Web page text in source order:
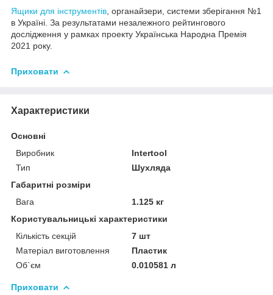
Ящики для інструментів , органайзери, системи зберігання №1
в Україні. За результатами незалежного рейтингового
дослідження у рамках проекту Українська Народна Премія
2021 року.
Приховати
Характеристики
Основні
Виробник
Intertool
Тип
Шухляда
Габаритні розміри
Вага
1.125 кг
Користувальницькі характеристики
Кількість секцій
7 шт
Матеріал виготовлення
Пластик
Об`єм
0.010581 л
Приховати